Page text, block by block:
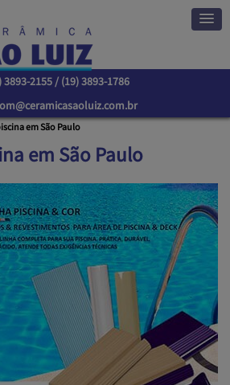
3893-2155 / (19) 3893-1786
em São Paulo
em São Paulo